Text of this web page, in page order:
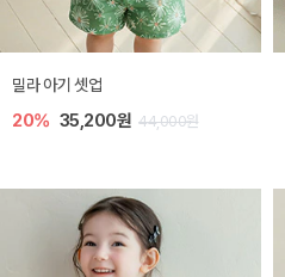
밀라 아기 셋업
20% 35,200원 44,000원